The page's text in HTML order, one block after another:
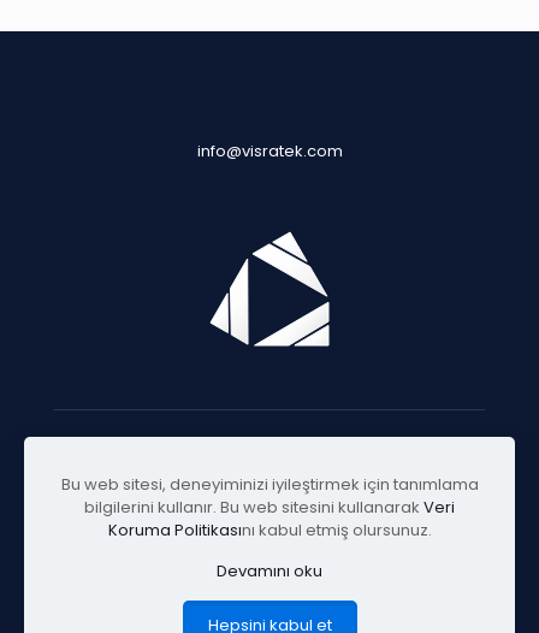
info@visratek.com
© 2025 Visratek
Bu web sitesi, deneyiminizi iyileştirmek için tanımlama
bilgilerini kullanır. Bu web sitesini kullanarak Veri
Koruma Politikasını kabul etmiş olursunuz.
Devamını oku
Hepsini kabul et